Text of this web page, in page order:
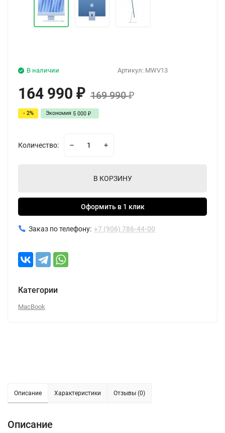
Артикул: MWV13
В наличии
164 990 ₽ 169 990₽
- 2% Экономия 5 000 ₽
Количество:
В КОРЗИНУ
Оформить в 1 клик
Заказ по телефону: +7 (906) 786-44-00
Категории
MacBook
Описание Характеристики Отзывы (0)
Описание